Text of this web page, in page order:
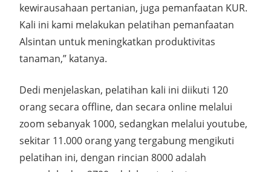
kewirausahaan pertanian, juga pemanfaatan KUR.
Kali ini kami melakukan pelatihan pemanfaatan
Alsintan untuk meningkatkan produktivitas
tanaman,” katanya.
Dedi menjelaskan, pelatihan kali ini diikuti 120
orang secara offline, dan secara online melalui
zoom sebanyak 1000, sedangkan melalui youtube,
sekitar 11.000 orang yang tergabung mengikuti
pelatihan ini, dengan rincian 8000 adalah